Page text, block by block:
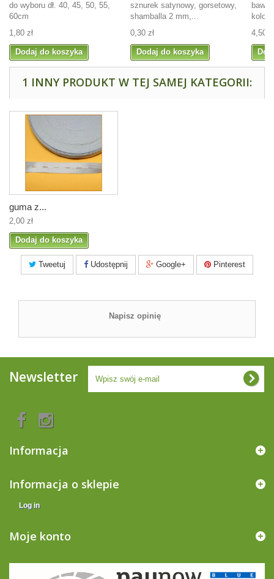
do wyboru dł. 40, 45, 50, 55,
60cm
1,80 zł
Dodaj do koszyka
sznurek satynowy, gorsetowy,
shamballa 2 mm,...
0,30 zł
Dodaj do koszyka
kolor
4,50
1 INNY PRODUKT W TEJ SAMEJ KATEGORII:
guma z...
2,00 zł
Dodaj do koszyka
Tweetuj Udostępnij Google+ Pinterest
Napisz opinię
Newsletter
Informacja
Informacja o sklepie
Log in
Moje konto